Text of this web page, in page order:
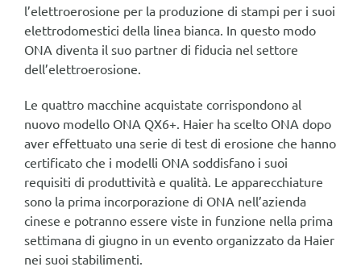
l’elettroerosione per la produzione di stampi per i suoi
elettrodomestici della linea bianca. In questo modo
ONA diventa il suo partner di fiducia nel settore
dell’elettroerosione.
Le quattro macchine acquistate corrispondono al
nuovo modello ONA QX6+. Haier ha scelto ONA dopo
aver effettuato una serie di test di erosione che hanno
certificato che i modelli ONA soddisfano i suoi
requisiti di produttività e qualità. Le apparecchiature
sono la prima incorporazione di ONA nell’azienda
cinese e potranno essere viste in funzione nella prima
settimana di giugno in un evento organizzato da Haier
nei suoi stabilimenti.